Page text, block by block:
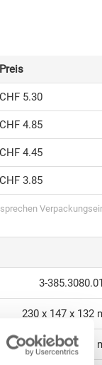
Preis
CHF 5.30
CHF 4.85
CHF 4.45
CHF 3.85
3-
230 x 147 x 132
- 230 x 147 x 132